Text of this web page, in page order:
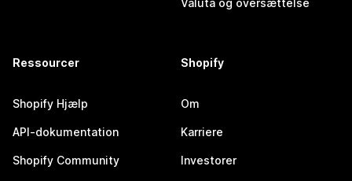
Valuta og oversættelse
Ressourcer
Shopify Hjælp
API-dokumentation
Shopify Community
Shopify
Om
Karriere
Investorer